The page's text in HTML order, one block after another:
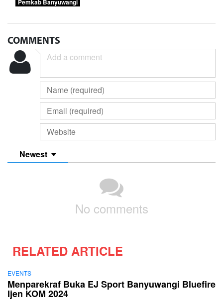
Pemkab Banyuwangi
COMMENTS
Newest
No comments
RELATED ARTICLE
EVENTS
Menparekraf Buka EJ Sport Banyuwangi Bluefire
Ijen KOM 2024